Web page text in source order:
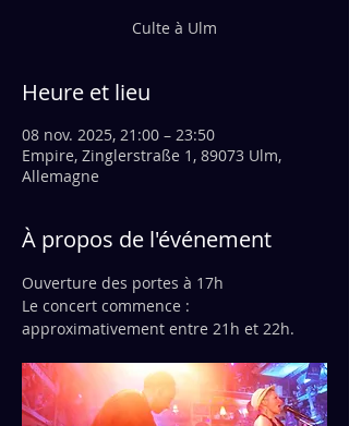
Culte à Ulm
Heure et lieu
08 nov. 2025, 21:00 – 23:50
Empire, Zinglerstraße 1, 89073 Ulm,
Allemagne
À propos de l'événement
Ouverture des portes à 17h
Le concert commence :
approximativement entre 21h et 22h.